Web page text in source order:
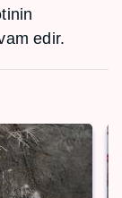
edir.